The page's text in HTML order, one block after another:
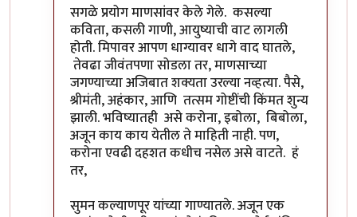
सगळे प्रयोग माणसांवर केले गेले. कसल्या
कविता, कसली गाणी, आयुष्याची वाट लागली
होती. मिपावर आपण धाग्यावर धागे वाद घातले,
तेवढा जीवंतपणा सोडला तर, माणसाच्या
जगण्याच्या अजिबात शक्यता उरल्या नव्हत्या. पैसे,
श्रीमंती, अहंकार, आणि तत्सम गोष्टींची किंमत शुन्य
झाली. भविष्यातही असे करोना, इबोला, बिबोला,
अजून काय काय येतील ते माहिती नाही. पण,
करोना एवढी दहशत कधीच नसेल असे वाटते. हं
तर,
सुमन कल्याणपूर यांच्या गाण्यातले. अजून एक